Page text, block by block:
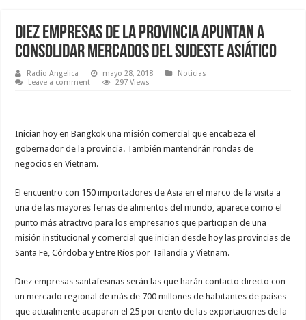
Diez empresas de la provincia apuntan a
consolidar mercados del sudeste asiático
Radio Angelica mayo 28, 2018
Noticias
Leave a comment
297 Views
Inician hoy en Bangkok una misión comercial que encabeza el
gobernador de la provincia. También mantendrán rondas de
negocios en Vietnam.
El encuentro con 150 importadores de Asia en el marco de la visita a
una de las mayores ferias de alimentos del mundo, aparece como el
punto más atractivo para los empresarios que participan de una
misión institucional y comercial que inician desde hoy las provincias de
Santa Fe, Córdoba y Entre Ríos por Tailandia y Vietnam.
Diez empresas santafesinas serán las que harán contacto directo con
un mercado regional de más de 700 millones de habitantes de países
que actualmente acaparan el 25 por ciento de las exportaciones de la